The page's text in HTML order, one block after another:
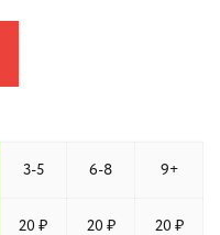
3-5 6-8 9+
20 ₽ 20 ₽ 20 ₽